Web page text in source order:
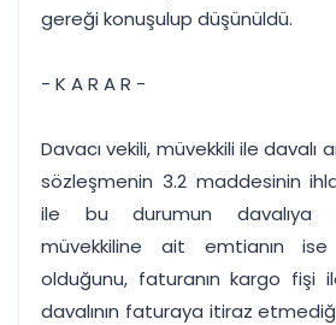
gereği konuşulup düşünüldü.
- K A R A R -
Davacı vekili, müvekkili ile davalı
sözleşmenin 3.2 maddesinin
ile bu durumun davalıya
müvekkiline ait emtianın ise
olduğunu, faturanın kargo fişi
davalının faturaya itiraz